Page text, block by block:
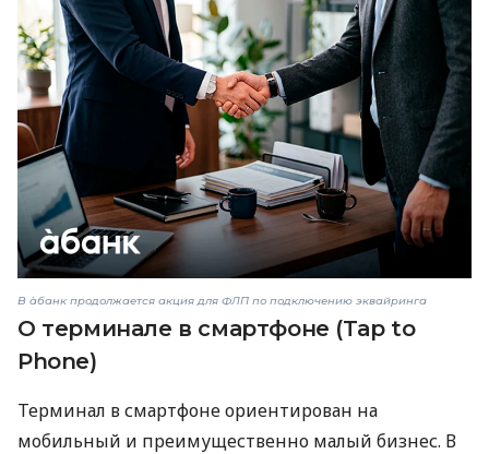
В àбанк продолжается акция для ФЛП по подключению эквайринга
О терминале в смартфоне (Tap to
Phone)
Терминал в смартфоне ориентирован на
мобильный и преимущественно малый бизнес. В